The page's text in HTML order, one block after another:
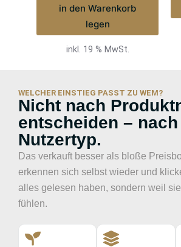
in den Warenkorb
legen
inkl. 19 % MwSt.
WELCHER EINSTIEG PASST ZU WEM?
Nicht nach
entscheiden – nach
Nutzertyp.
Das verkauft besser als bloße
erkennen sich selbst wieder und
alles gelesen haben, sondern weil
fühlen.